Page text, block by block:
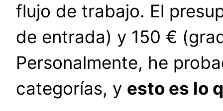
flujo de trabajo. El
de entrada) y 150 €
Personalmente, he
categorías, y esto es lo